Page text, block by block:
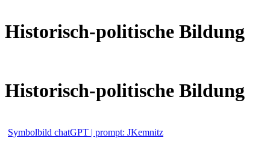
Historisch-politische Bildung
Historisch-politische Bildung
Symbolbild chatGPT | prompt: JKemnitz